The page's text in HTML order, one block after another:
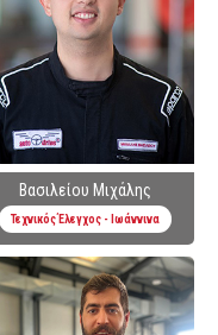
Βασιλείου Μιχάλης
Τεχνικός Έλεγχος - Ιωάννινα